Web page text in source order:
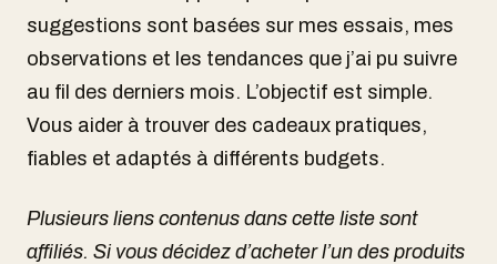
suggestions sont basées sur mes essais, mes
observations et les tendances que j’ai pu suivre
au fil des derniers mois. L’objectif est simple.
Vous aider à trouver des cadeaux pratiques,
fiables et adaptés à différents budgets.
Plusieurs liens contenus dans cette liste sont
affiliés. Si vous décidez d’acheter l’un des produits